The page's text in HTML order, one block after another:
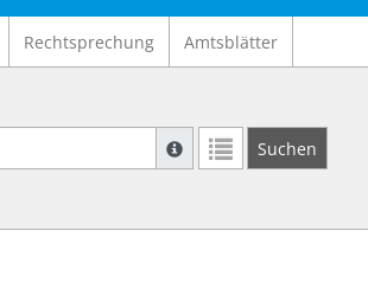
Rechtsprechung Amtsblätter
Suche mit Platzhalter
Suchen